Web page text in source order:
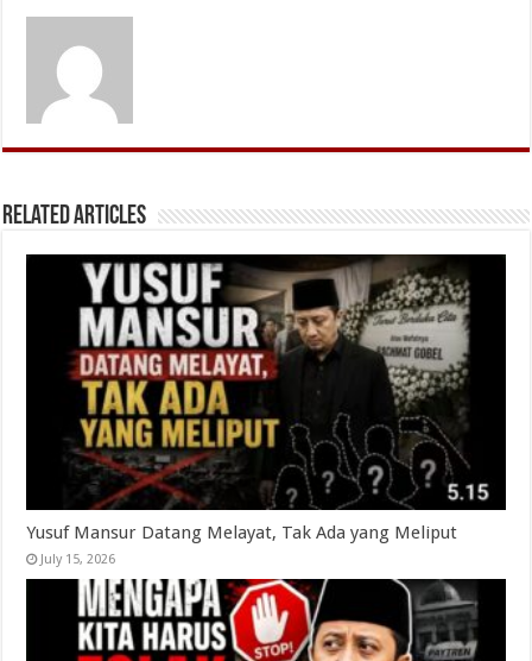
Related Articles
Yusuf Mansur Datang Melayat, Tak Ada yang Meliput
July 15, 2026